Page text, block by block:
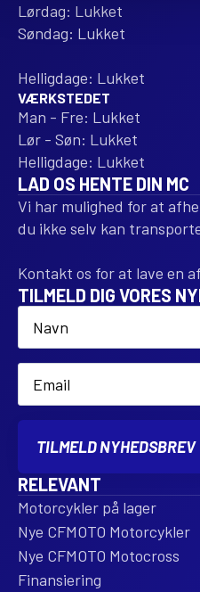
Lørdag: Lukket
Søndag: Lukket
Helligdage: Lukket
VÆRKSTEDET
Man - Fre: Lukket
Lør - Søn: Lukket
Helligdage: Lukket
LAD OS HENTE DIN MC
Vi har mulighed for at
du ikke selv kan
Kontakt os for at lave en
TILMELD DIG VORES
Name
Email
TILMELD NYHEDSBREV
RELEVANT
Motorcykler på lager
Nye CFMOTO Motorcykler
Nye CFMOTO Motocross
Finansiering